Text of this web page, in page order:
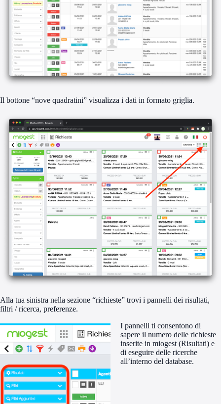
Il bottone “nove quadratini” visualizza i dati in formato griglia.
Alla tua sinistra nella sezione “richieste” trovi i pannelli dei risultati,
filtri / ricerca, preferenze.
I pannelli ti consentono di
sapere il numero delle richieste
inserite in miogest (Risultati) e
di eseguire delle ricerche
all’interno del database.